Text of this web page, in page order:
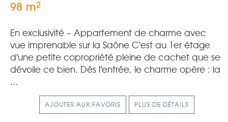
98 m2
En exclusivité – Appartement de charme avec
vue imprenable sur la Saône C'est au 1er étage
d'une petite copropriété pleine de cachet que se
dévoile ce bien. Dès l'entrée, le charme opère : la
...
AJOUTER AUX FAVORIS PLUS DE DÉTAILS